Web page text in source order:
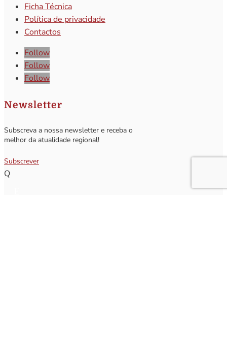
Ficha Técnica
Política de privacidade
Contactos
Follow
Follow
Follow
Newsletter
Subscreva a nossa newsletter e receba o
melhor da atualidade regional!
Subscrever
Q